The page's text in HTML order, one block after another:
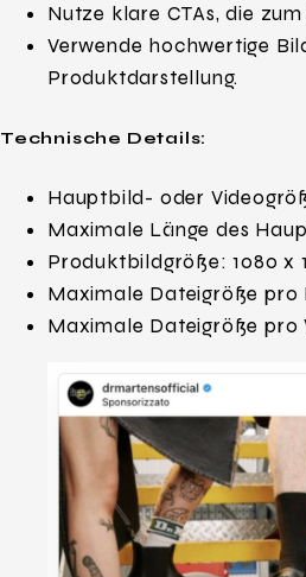
Nutze klare CTAs, die
Verwende hochwertige
Produktdarstellung.
Technische Details:
Hauptbild- oder
Maximale Länge des
Produktbildgröße: 1080 x
Maximale Dateigröße pro
Maximale Dateigröße pro